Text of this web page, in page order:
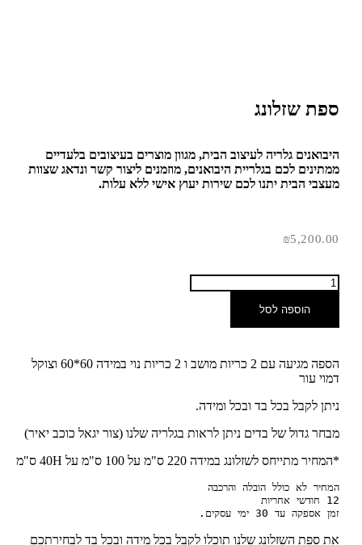
ספת שזלונג
היבואנים גלריה לעיצוב הבית, מגוון מוצרים בעיצובים בלעדיים
ממתינים לכם בגלריית היבואנים, מוזמנים ליצור קשר ונדאג שצוות
מעצבי הבית יתנו לכם שירות יעוץ אישי ללא עלות.
₪5,200.00
הוספה לסל
הספה מגיעה עם 2 כריות מושב ו 2 כריות נוי במידה 60*60 וצוקל
דמוי עור
ניתן לקבל בכל בד ובכל ומידה.
מבחר גדול של בדים ניתן לראות בגלריה שלנו (צור יגאל כוכב יאיר)
*המחיר מתייחס לשזלונג במידה 220 ס"מ על 100 ס"מ על 40H ס"מ
זמן אספקה עד 30 ימי עסקים.
את ספת השזלונג שלנו תוכלו לקבל בכל מידה ובכל בד לבחירתכם